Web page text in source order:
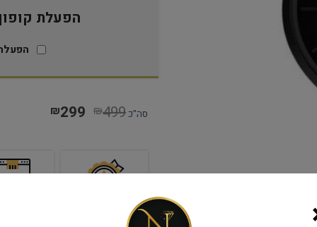
הפעלת קופון 15%
סה"כ ₪499
₪299
שנתיים אחריות